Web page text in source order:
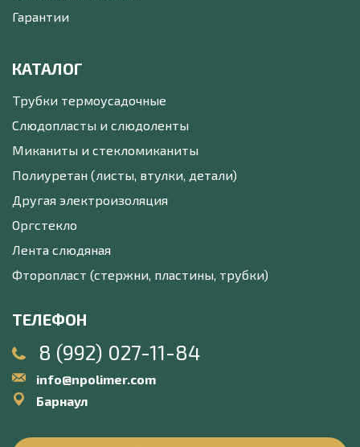
Гарантии
КАТАЛОГ
Трубки термоусадочные
Слюдопласты и слюдоленты
Миканиты и стекломиканиты
Полиуретан (листы, втулки, детали)
Другая электроизоляция
Оргстекло
Лента слюдяная
Фторопласт (стержни, пластины, трубки)
ТЕЛЕФОН
8 (992) 027-11-84
info@npolimer.com
Барнаул